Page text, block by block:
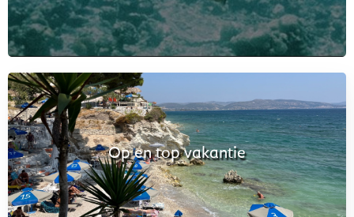
Op en top vakantie